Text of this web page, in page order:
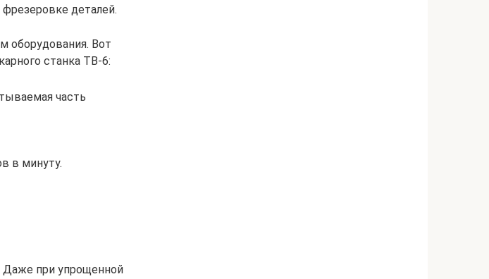
деталей.
оборудования. Вот
станка ТВ-6:
часть
в минуту.
Даже при упрощенной